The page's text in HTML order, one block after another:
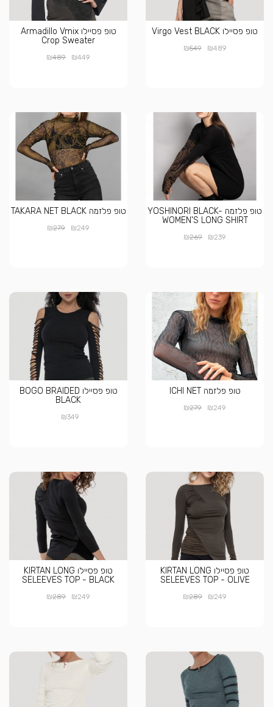
טופ פסיילו Virgo Vest BLACK
₪489
₪549
טופ פסיילו Armadillo Vmix
Crop Sweater
₪449
₪489
טופ פלזמה YOSHINORI BLACK-
WOMEN'S LONG SHIRT
₪239
₪269
טופ פלזמה TAKARA NET BLACK
₪249
₪279
טופ פלזמה ICHI NET
₪249
₪279
טופ פסיילו BOGO BRAIDED
BLACK
₪349
טופ פסיילו KIRTAN LONG
SELEEVES TOP - OLIVE
₪249
₪289
טופ פסיילו KIRTAN LONG
SELEEVES TOP - BLACK
₪249
₪289